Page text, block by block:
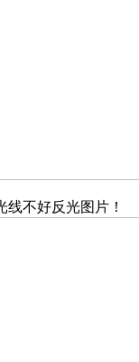
不好反光图片！